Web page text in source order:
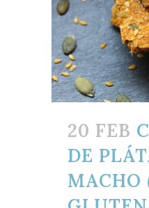
20 FEB
DE
MACHO